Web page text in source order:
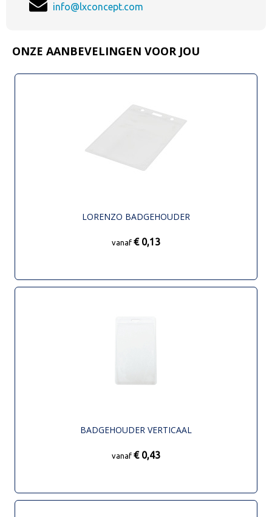
info@lxconcept.com
ONZE AANBEVELINGEN VOOR JOU
LORENZO BADGEHOUDER
vanaf € 0,13
BADGEHOUDER VERTICAAL
vanaf € 0,43